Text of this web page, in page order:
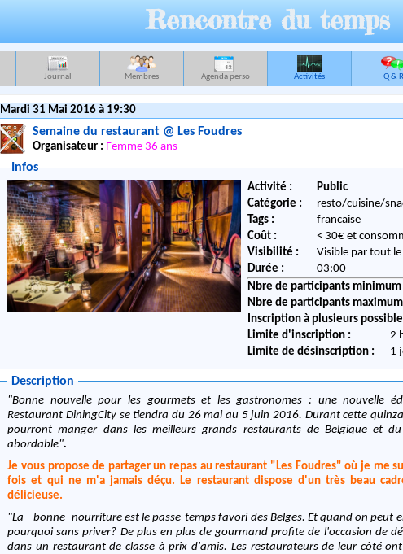
Rencontre du temps
Journal Membres Agenda perso Activités Q & R
Mardi 31 Mai 2016 à 19:30
Semaine du restaurant @ Les Foudres
Organisateur : Femme 36 ans
Infos
Activité :
Public
Catégorie :
resto/cuisine/
Tags :
francaise
Coût :
< 30€ et
Visibilité :
Visible par tout
Durée :
03:00
Nbre de participants minimum
Nbre de participants
Inscription à plusieurs
Limite d'inscription :
2
Limite de désinscription :
1
Description
"Bonne nouvelle pour les gourmets et les gastronomes : une nouvelle
Restaurant DiningCity se tiendra du 26 mai au 5 juin 2016. Durant cette
pourront manger dans les meilleurs grands restaurants de Belgique et
abordable".
Je vous propose de partager un repas au restaurant "Les Foudres" où je me
fois et qui ne m'a jamais déçu. Le restaurant dispose d'un très beau
délicieuse.
"La - bonne- nourriture est le passe-temps favori des Belges. Et quand on peut
pourquoi sans priver? De plus en plus de gourmand profite de l'occasion de
dans un restaurant de classe à prix d'amis. Les restaurateurs de leur côté